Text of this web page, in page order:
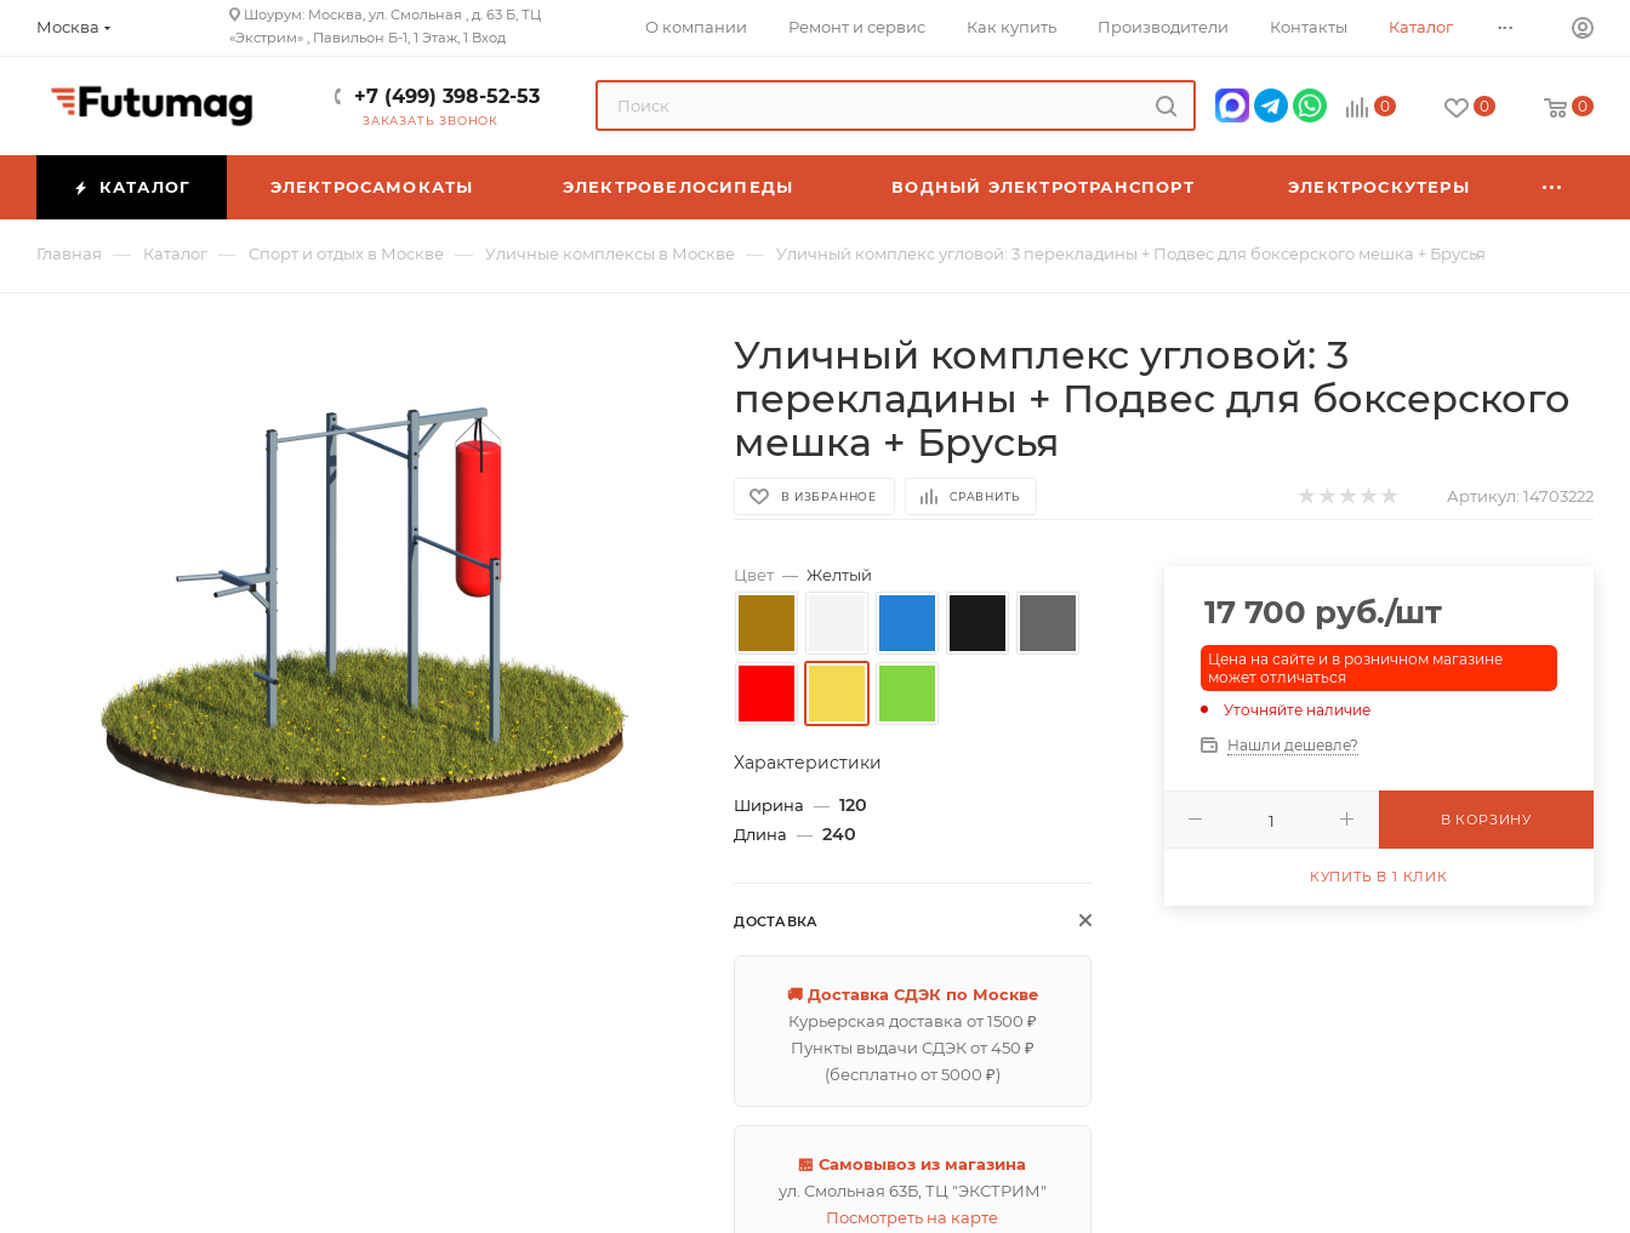
Москва
Шоурум: Москва, ул. Смольная , д. 63 Б, ТЦ
«Экстрим» , Павильон Б-1, 1 Этаж, 1 Вход
О компании Ремонт и сервис Как купить Производители Контакты Каталог ...
+7 (499) 398-52-53
ЗАКАЗАТЬ ЗВОНОК
0 0 0
КАТАЛОГ ЭЛЕКТРОСАМОКАТЫ ЭЛЕКТРОВЕЛОСИПЕДЫ ВОДНЫЙ ЭЛЕКТРОТРАНСПОРТ ЭЛЕКТРОСКУТЕРЫ
Главная — Каталог — Спорт и отдых в Москве — Уличные комплексы в Москве — Уличный комплекс угловой: 3 перекладины + Подвес для боксерского мешка + Брусья
Уличный комплекс угловой: 3
перекладины + Подвес для боксерского
мешка + Брусья
В ИЗБРАННОЕ СРАВНИТЬ Артикул: 14703222
Цвет — Желтый
Характеристики
Ширина — 120
Длина — 240
ДОСТАВКА
🚚 Доставка СДЭК по Москве
Курьерская доставка от 1500 ₽
Пункты выдачи СДЭК от 450 ₽
(бесплатно от 5000 ₽)
🏪 Самовывоз из магазина
ул. Смольная 63Б, ТЦ "ЭКСТРИМ"
Посмотреть на карте
17 700 руб./шт
Цена на сайте и в розничном магазине
может отличаться
Уточняйте наличие
Нашли дешевле?
В КОРЗИНУ
КУПИТЬ В 1 КЛИК